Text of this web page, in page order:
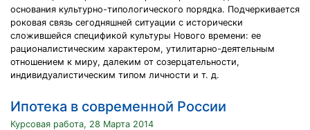
основания культурно-типологического порядка. Подчеркивается
роковая связь сегодняшней ситуации с исторически
сложившейся спецификой культуры Нового времени: ее
рационалистическим характером, утилитарно-деятельным
отношением к миру, далеким от созерцательности,
индивидуалистическим типом личности и т. д.
Ипотека в современной России
Курсовая работа, 28 Марта 2014